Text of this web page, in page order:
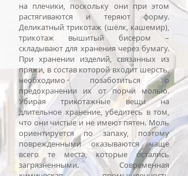
на плечики, поскольку они при этом
растягиваются и теряют форму.
Деликатный трикотаж (шёлк, кашемир),
трикотаж вышитый бисером –
складывают для хранения через бумагу.
При хранении изделий, связанных из
пряжи, в состав которой входит шерсть,
необходимо позаботиться о
предохранении их от порчи молью.
Убирая трикотажные вещи на
длительное хранение, убедитесь в том,
что они чистые и не имеют пятен. Моль
ориентируется по запаху, поэтому
поврежденными оказываются чаще
всего те места, которые остались
загрязненными. Современная